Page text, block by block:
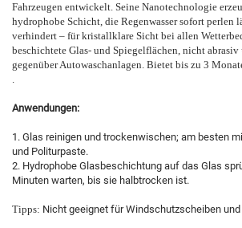
Fahrzeugen entwickelt. Seine Nanotechnologie
hydrophobe Schicht, die Regenwasser sofort perlen
verhindert – für kristallklare Sicht bei allen
beschichtete Glas- und Spiegelflächen, nicht
gegenüber Autowaschanlagen. Bietet bis zu 3
.
Anwendungen:
1. Glas reinigen und trockenwischen; am besten
und Politurpaste.
2. Hydrophobe Glasbeschichtung auf das Glas
Minuten warten, bis sie halbtrocken ist.
Tipps: Nicht geeignet für Windschutzscheiben